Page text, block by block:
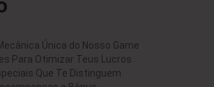
Única do Nosso Game
Para Otimizar Teus Lucros
Que Te Distinguem